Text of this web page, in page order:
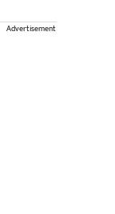
Advertisement